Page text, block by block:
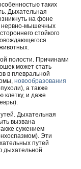
таких
Дыхательная
на фоне
нервно-мышечных
стойкого
полости. Причинами
может стать
в плевральной
новообразования
а также
клетку, и даже
Дыхательная
вызвана
сужением
Эти
путей
дыхательной